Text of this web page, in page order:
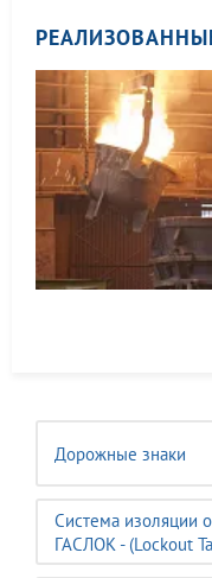
Дорожные знаки
Система изоляции
ГАСЛОК - (Lockout